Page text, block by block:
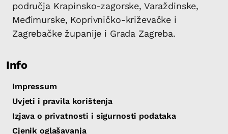
područja Krapinsko-zagorske, Varaždinske,
Međimurske, Koprivničko-križevačke i
Zagrebačke županije i Grada Zagreba.
Info
Impressum
Uvjeti i pravila korištenja
Izjava o privatnosti i sigurnosti podataka
Cjenik oglašavanja